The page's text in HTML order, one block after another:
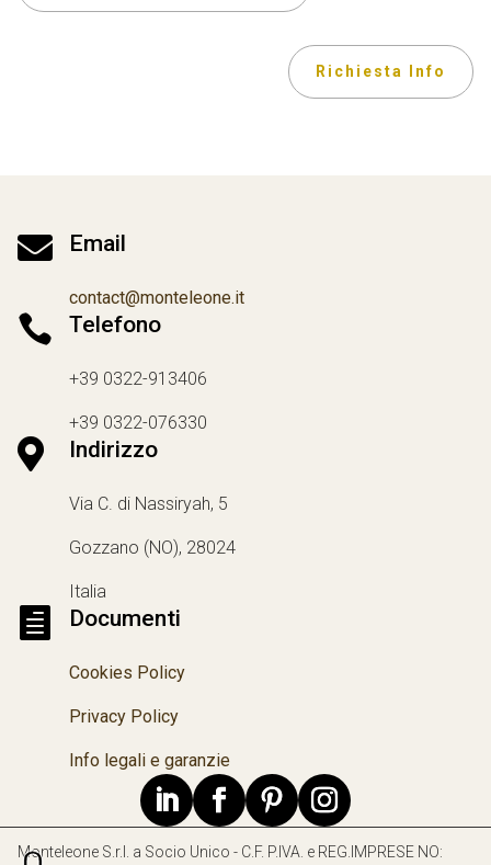
Richiesta Info
 Email
contact@monteleone.it
 Telefono
+39 0322-913406
+39 0322-076330
 Indirizzo
Via C. di Nassiryah, 5
Gozzano (NO), 28024
Italia
 Documenti
Cookies Policy
Privacy Policy
Info legali e garanzie
Monteleone S.r.l. a Socio Unico - C.F. P.IVA. e REG.IMPRESE NO: